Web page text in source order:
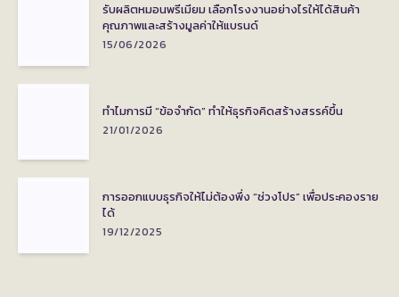
รับผลิตหมอนพรีเมียม เลือกโรงงานอย่างไรให้ได้สินค้า
คุณภาพและสร้างมูลค่าให้แบรนด์
15/06/2026
ทำไมการมี “ข้อจำกัด” ทำให้ธุรกิจคิดสร้างสรรค์ขึ้น
21/01/2026
การออกแบบธุรกิจให้ไม่ต้องพึ่ง “ช่วงโปร” เพื่อประคองราย
ได้
19/12/2025